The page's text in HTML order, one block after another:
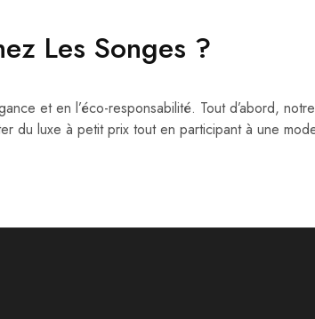
Les Songes ?
et en l’éco-responsabilité. Tout d’abord,
du luxe à petit prix tout en participant à une